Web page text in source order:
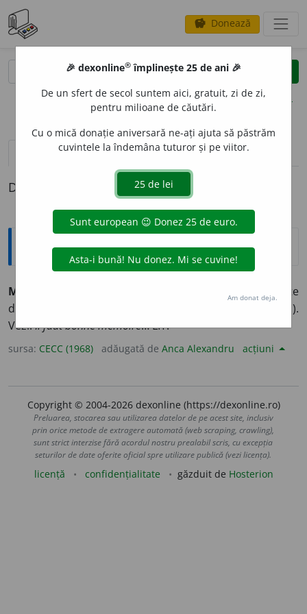
savings Donează
clear
opțiuni
definiții (1)
Definiția cu ID-ul 1328849:
Expresii și citate
Mendacem memorem esse oportet
(lat. „Memoria este
de folos mincinosului”) – Cicero,
(II, 71).
Vezi:Il faut bonne mémoire… LIT.
sursa: CECC (1968) adăugată de Anca Alexandru acțiuni
Copyright © 2004-2026 dexonline (https://dexonline.ro)
Preluarea, stocarea sau utilizarea datelor de pe acest site, inclusiv
prin orice metode de extragere automată (web scraping, crawling),
sunt strict interzise fără acordul nostru prealabil scris, cu excepția
seturilor de date oferite oficial spre utilizare publică (vezi licența).
licență confidențialitate găzduit de Hosterion
🎉 dexonline® împlinește 25 de ani 🎉
De un sfert de secol suntem aici, gratuit, zi de zi,
pentru milioane de căutări.
Cu o mică donație aniversară ne-ați ajuta să păstrăm
cuvintele la îndemâna tuturor și pe viitor.
Am donat deja.